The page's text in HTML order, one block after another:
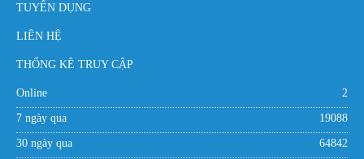
TUYỂN DỤNG
LIÊN HỆ
THỐNG KÊ TRUY CẬP
Online 2
7 ngày qua 19088
30 ngày qua 64842